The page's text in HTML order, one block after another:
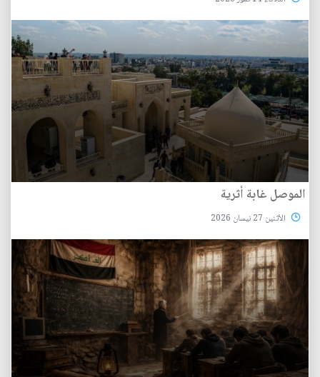
الموصل غابة أثرية
الأثنين 27 نيسان 2026